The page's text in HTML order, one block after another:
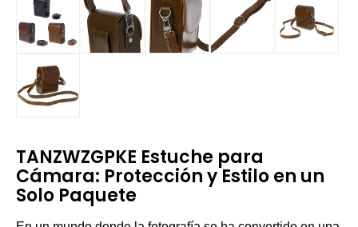
TANZWZGPKE Estuche para
Cámara: Protección y Estilo en un
Solo Paquete